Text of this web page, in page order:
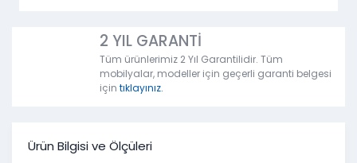
2 YIL GARANTİ
Tüm ürünlerimiz 2 Yıl Garantilidir. Tüm
mobilyalar, modeller için geçerli garanti belgesi
için tıklayınız.
Ürün Bilgisi ve Ölçüleri